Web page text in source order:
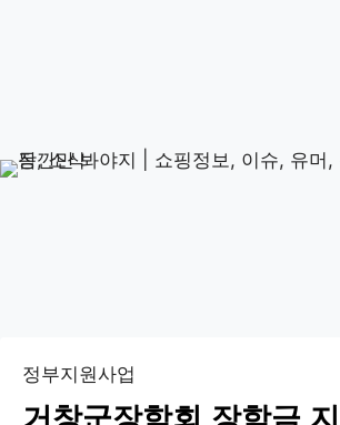
로
정부지원사업
거창군장학회 장학금